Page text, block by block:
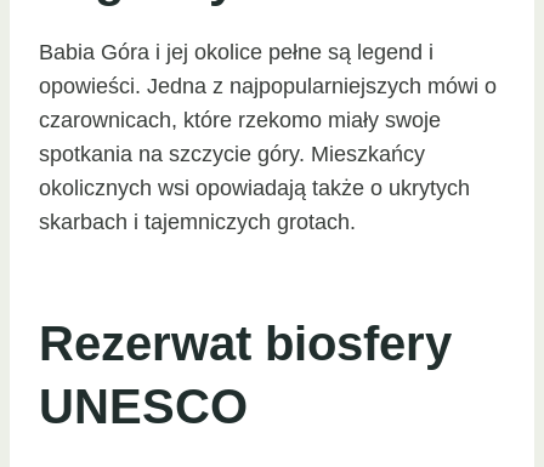
Babia Góra i jej okolice pełne są legend i
opowieści. Jedna z najpopularniejszych mówi o
czarownicach, które rzekomo miały swoje
spotkania na szczycie góry. Mieszkańcy
okolicznych wsi opowiadają także o ukrytych
skarbach i tajemniczych grotach.
Rezerwat biosfery
UNESCO